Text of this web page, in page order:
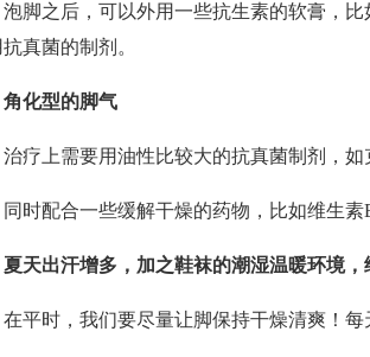
之后，可以外用一些抗生素的软膏，比
真菌的制剂。
角化型的脚气
上需要用油性比较大的抗真菌制剂，如
配合一些缓解干燥的药物，比如维生素E
夏天出汗增多，加之鞋袜的潮湿温暖环境，
时，我们要尽量让脚保持干燥清爽！每